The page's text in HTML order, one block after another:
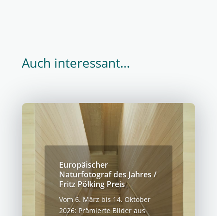
Auch interessant…
Europäischer
Naturfotograf des Jahres /
Fritz Pölking Preis
Vom 6. März bis 14. Oktober
2026: Prämierte Bilder aus